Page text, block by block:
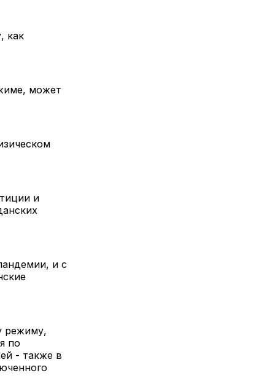
как
может
и
и с
режиму,
по
- также в